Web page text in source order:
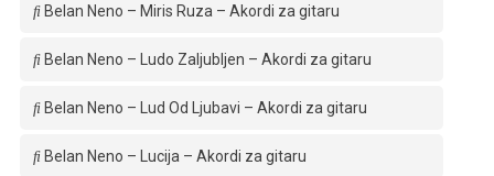
Belan Neno – Miris Ruza – Akordi za gitaru
Belan Neno – Ludo Zaljubljen – Akordi za gitaru
Belan Neno – Lud Od Ljubavi – Akordi za gitaru
Belan Neno – Lucija – Akordi za gitaru